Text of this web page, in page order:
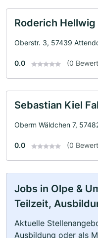
Roderich
Oberstr. 3, 57439
0.0 (0
Sebastian Kiel
Oberm Wäldchen 7,
0.0 (0
Jobs in Olpe &
Teilzeit,
Aktuelle
Ausbildung oder als